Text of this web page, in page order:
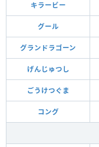
キラービー
グール
グランドラゴーン
げんじゅつし
ごうけつぐま
コング